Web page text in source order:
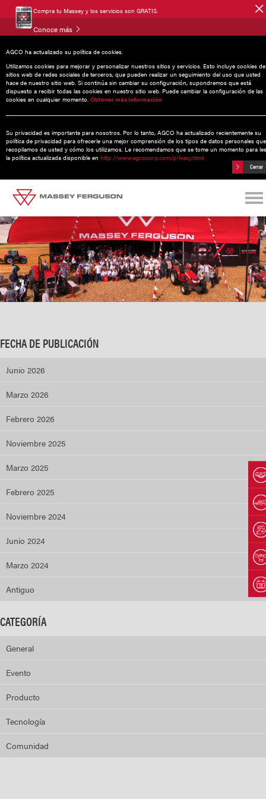
Compra tu Massey y los servicios son GRATIS.
Conoce más
AGCO ha actualizado su política de cookies.
Utilizamos cookies para mejorar y personalizar nuestros sitios y servicios. Esto incluye cookies de
sitios web de redes sociales de terceros, que pueden realizar un seguimiento del uso que usted
hace de nuestro sitio web. Si continúa sin cambiar su configuración, supondremos que está
dispuesto a recibir todas las cookies en nuestro sitio web. Puede cambiar la configuración de las
cookies en cualquier momento. Obtener más información
Su privacidad es importante para nosotros. Por lo tanto, AGCO ha actualizado recientemente su
política de privacidad para ofrecerle una mejor comprensión de los tipos de datos personales que
recopilamos de usted y cómo los utilizamos. Le recomendamos que se tome un momento para
la política actualizada disponible en http://www.agcocorp.com/privacy.html
Cerrar
Noticias
Expo Agroalimentaria Guanajuato 2023
FECHA DE PUBLICACIÓN
Junio 2026
Marzo 2026
Febrero 2026
Noviembre 2025
Marzo 2025
Febrero 2025
Noviembre 2024
Junio 2024
Marzo 2024
Antiguo
CATEGORÍA
General
Evento
Producto
Tecnología
Comunidad